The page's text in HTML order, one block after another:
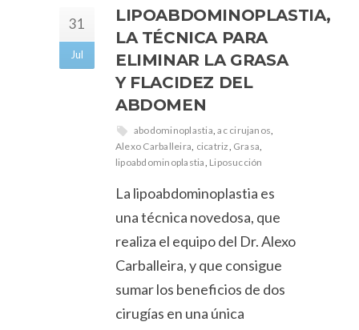
31
Jul
LIPOABDOMINOPLASTIA,
LA TÉCNICA PARA
ELIMINAR LA GRASA
Y FLACIDEZ DEL
ABDOMEN
abodominoplastia,ac cirujanos,
Alexo Carballeira, cicatriz, Grasa,
lipoabdominoplastia, Liposucción
La lipoabdominoplastia es
una técnica novedosa, que
realiza el equipo del Dr. Alexo
Carballeira, y que consigue
sumar los beneficios de dos
cirugías en una única